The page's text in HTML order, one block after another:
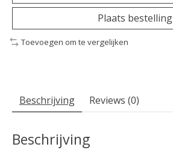
Plaats bestelling
Toevoegen om te vergelijken
Beschrijving Reviews (0)
Beschrijving